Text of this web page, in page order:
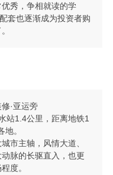
秀，争相就读的学
套也逐渐成为投资者购
·亚运旁
站1.4公里，距离地铁1
。
市主轴，风情大道、
脉的长驱直入，也更
度。